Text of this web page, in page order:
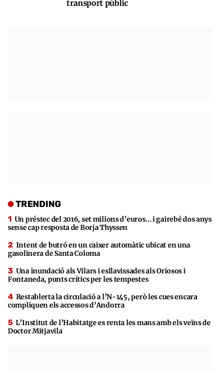
transport públic
TRENDING
Un préstec del 2016, set milions d’euros… i gairebé dos anys
sense cap resposta de Borja Thyssen
Intent de butró en un caixer automàtic ubicat en una
gasolinera de Santa Coloma
Una inundació als Vilars i esllavissades als Oriosos i
Fontaneda, punts crítics per les tempestes
Restablerta la circulació a l’N-145, però les cues encara
compliquen els accessos d’Andorra
L’Institut de l’Habitatge es renta les mans amb els veïns de
Doctor Mitjavila